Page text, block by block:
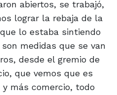
abiertos, se trabajó,
lograr la rebaja de la
lo estaba sintiendo
medidas que se van
desde el gremio de
que vemos que es
más comercio, todo